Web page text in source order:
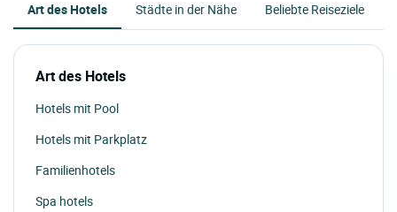
Art des Hotels Städte in der Nähe Beliebte Reiseziele
Art des Hotels
Hotels mit Pool
Hotels mit Parkplatz
Familienhotels
Spa hotels